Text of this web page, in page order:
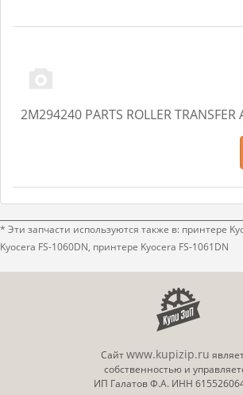
2M294240 PARTS ROLLER TRANSFER
* Эти запчасти используются также в: принтере
Kyocera FS-1060DN, принтере Kyocera FS-1061DN
Сайтwww.kupizip.ru
собственностью и
ИП Галатов Ф.А. ИНН